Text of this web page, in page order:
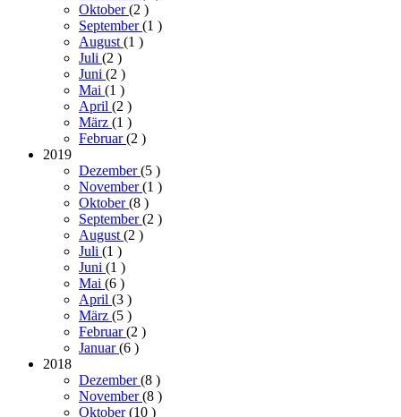
Oktober(2 )
September(1 )
August (1 )
Juli (2 )
Juni (2 )
Mai (1 )
April (2 )
März (1 )
Februar(2 )
2019
Dezember(5 )
November(1 )
Oktober(8 )
September(2 )
August (2 )
Juli (1 )
Juni (1 )
Mai (6 )
April (3 )
März (5 )
Februar(2 )
Januar(6 )
2018
Dezember(8 )
November(8 )
Oktober(10 )